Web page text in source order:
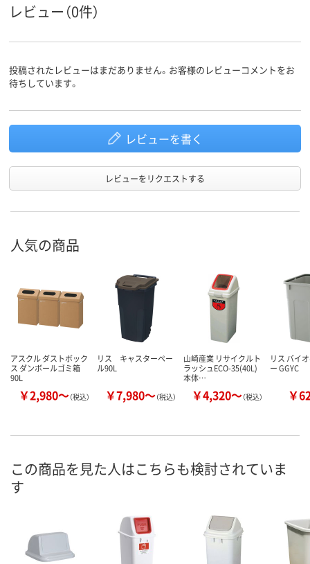
レビュー（0件）
投稿されたレビューはまだありません。お客様のレビューコメントをお
待ちしています。
レビューを書く
レビューをリクエストする
人気の商品
アスクル ダストボック
ス ダンボールゴミ箱
90L
￥2,980～（税込）
リス キャスターペー
ル90L
￥7,980～（税込）
山崎産業 リサイクルト
ラッシュECO-35(40L)
本体…
￥4,320～（税込）
リス バイ
ー GGYC
￥
この商品を見た人はこちらも検討されていま
す